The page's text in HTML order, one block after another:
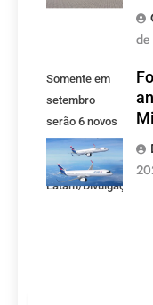
Somente em
setembro
serão 6 novos
voos criados
pela LATAM.
Latam/Divulgação)